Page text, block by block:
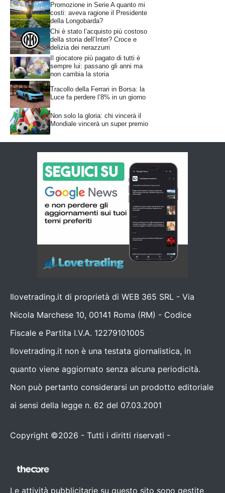
Promozione in Serie A quanto mi
costi: aveva ragione il Presidente
della Longobarda?
Chi è stato l’acquisto più costoso
della storia dell’Inter? Croce e
delizia dei nerazzurri
Il giocatore più pagato di tutti è
sempre lui: passano gli anni ma
non cambia la storia
Tracollo della Ferrari in Borsa: la
Luce fa perdere l’8% in un giorno
Non solo la gloria: chi vincerà il
Mondiale vincerà un super premio
Ilovetrading.it di proprietà di WEB 365 SRL - Via
Nicola Marchese 10, 00141 Roma (RM) - Codice
Fiscale e Partita I.V.A. 12279101005
Ilovetrading.it non è una testata giornalistica, in
quanto viene aggiornato senza alcuna periodicità.
Non può pertanto considerarsi un prodotto editoriale
ai sensi della legge n. 62 del 07.03.2001
Copyright ©2026 - Tutti i diritti riservati -
Le attività pubblicitarie su questo sito sono gestite